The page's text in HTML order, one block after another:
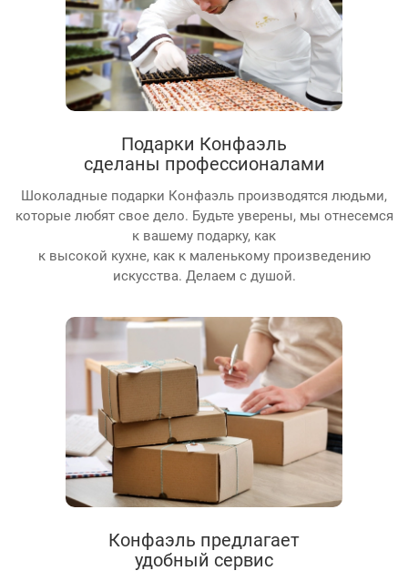
Подарки Конфаэль
сделаны профессионалами
Шоколадные подарки Конфаэль производятся людьми,
которые любят свое дело. Будьте уверены, мы отнесемся
к вашему подарку, как
к высокой кухне, как к маленькому произведению
искусства. Делаем с душой.
Конфаэль предлагает
удобный сервис